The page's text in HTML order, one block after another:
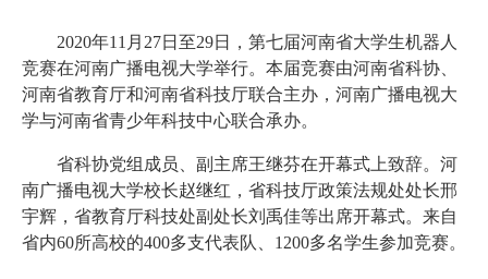
2020年11月27日至29日，第七届河南省大学生机器人
竞赛在河南广播电视大学举行。 本届竞赛由河南省科协、
河南省教育厅和河南省科技厅联合主办，河南广播电视大
学与河南省青少年科技中心联合承办。
省科协党组成员、副主席王继芬在开幕式上致辞。河
南广播电视大学校长赵继红，省科技厅政策法规处处长邢
宇辉，省教育厅科技处副处长刘禹佳等出席开幕式。来自
省内60所高校的400多支代表队、1200多名学生参加竞赛。